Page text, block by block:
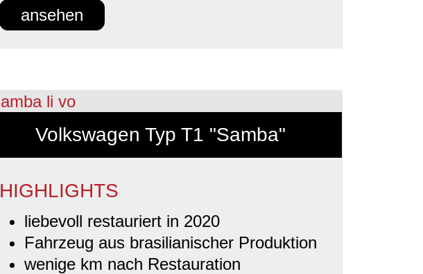
ansehen
Volkswagen Typ T1 "Samba"
HIGHLIGHTS
liebevoll restauriert in 2020
Fahrzeug aus brasilianischer Produktion
wenige km nach Restauration